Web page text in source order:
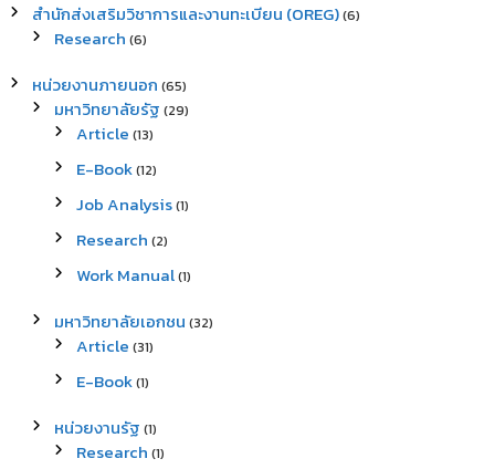
สำนักส่งเสริมวิชาการและงานทะเบียน (OREG)(6)
Research (6)
หน่วยงานภายนอก (65)
มหาวิทยาลัยรัฐ (29)
Article (13)
E-Book(12)
Job Analysis(1)
Research (2)
Work Manual(1)
มหาวิทยาลัยเอกชน (32)
Article (31)
E-Book(1)
หน่วยงานรัฐ (1)
Research (1)